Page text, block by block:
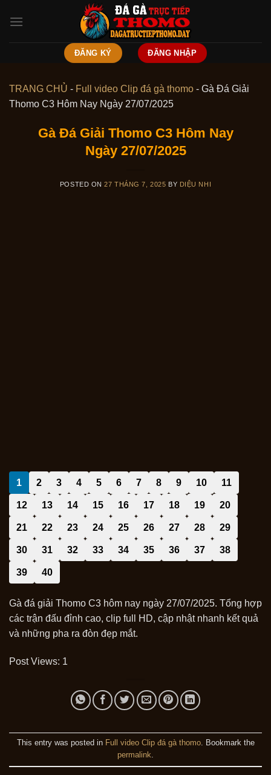
ĐĂNG KÝ ĐĂNG NHẬP
TRANG CHỦ - Full video Clip đá gà thomo - Gà Đá Giải
Thomo C3 Hôm Nay Ngày 27/07/2025
Gà Đá Giải Thomo C3 Hôm Nay
Ngày 27/07/2025
POSTED ON27 THÁNG 7, 2025 BY DIỆU NHI
1 2 3 4 5 6 7 8 9 10 11
12 13 14 15 16 17 18 19 20
21 22 23 24 25 26 27 28 29
30 31 32 33 34 35 36 37 38
39 40
Gà đá giải Thomo C3 hôm nay ngày 27/07/2025. Tổng hợp
các trận đấu đỉnh cao, clip full HD, cập nhật nhanh kết quả
và những pha ra đòn đẹp mắt.
Post Views: 1
This entry was posted in Full video Clip đá gà thomo. Bookmark the
permalink.